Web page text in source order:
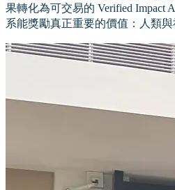
果轉化為可交易的 Verified Impact
系能獎勵真正重要的價值：人類與